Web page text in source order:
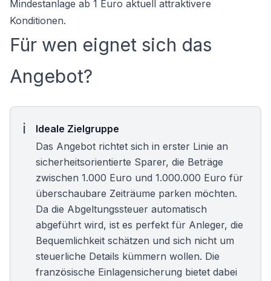
Mindestanlage ab 1 Euro aktuell attraktivere
Konditionen.
Für wen eignet sich das
Angebot?
Ideale Zielgruppe
Das Angebot richtet sich in erster Linie an
sicherheitsorientierte Sparer, die Beträge
zwischen 1.000 Euro und 1.000.000 Euro für
überschaubare Zeiträume parken möchten.
Da die Abgeltungssteuer automatisch
abgeführt wird, ist es perfekt für Anleger, die
Bequemlichkeit schätzen und sich nicht um
steuerliche Details kümmern wollen. Die
französische Einlagensicherung bietet dabei